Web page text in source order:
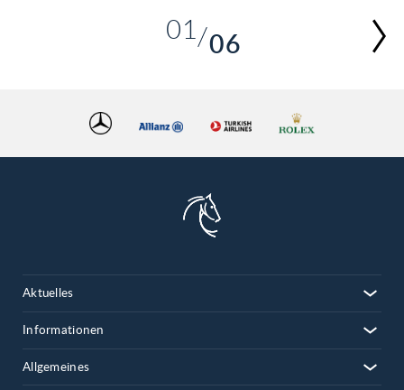
01
05
06
06
Aktuelles
Informationen
Allgemeines